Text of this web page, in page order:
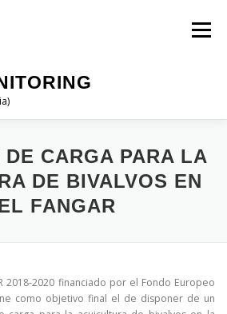
Menú
SOM? INFORMES
IDIOMES
DE CARGA PARA LA
DE BIVALVOS EN
FANGAR
2018-2020 financiado por el Fondo Europeo
como objetivo final el de disponer de un